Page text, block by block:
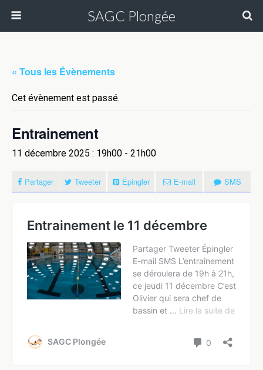
SAGC Plongée
« Tous les Évènements
Cet évènement est passé.
Entrainement
11 décembre 2025 : 19h00 - 21h00
Partager Tweeter Épingler E-mail SMS